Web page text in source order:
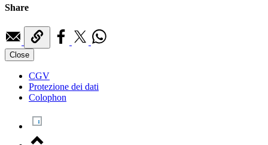
Share
Close
CGV
Protezione dei dati
Colophon